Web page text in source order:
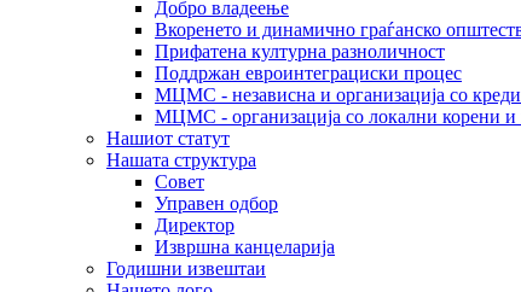
Добро владеење
Вкоренето и динамично граѓанско
Прифатена културна разноличност
Поддржан евроинтеграциски процес
МЦМС - независна и организација со
МЦМС - организација со локални корени и
Нашиот статут
Нашата структура
Совет
Управен одбор
Директор
Извршна канцеларија
Годишни извештаи